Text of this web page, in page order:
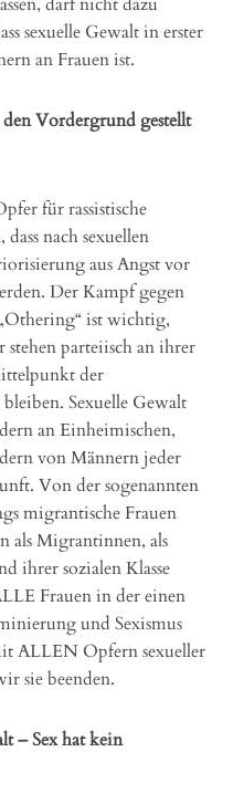
sexuelle Gewalt in erster
an Frauen ist.
Vordergrund gestellt
für rassistische
nach sexuellen
aus Angst vor
Der Kampf gegen
„Othering“ ist wichtig,
parteiisch an ihrer
der
Sexuelle Gewalt
an Einheimischen,
von Männern jeder
Von der sogenannten
migrantische Frauen
als Migrantinnen, als
ihrer sozialen Klasse
Frauen in der einen
und Sexismus
ALLEN Opfern sexueller
sie beenden.
– Sex hat kein